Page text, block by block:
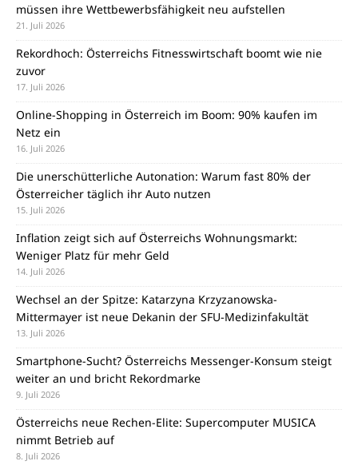
müssen ihre Wettbewerbsfähigkeit neu aufstellen
21. Juli 2026
Rekordhoch: Österreichs Fitnesswirtschaft boomt wie nie
zuvor
17. Juli 2026
Online-Shopping in Österreich im Boom: 90% kaufen im
Netz ein
16. Juli 2026
Die unerschütterliche Autonation: Warum fast 80% der
Österreicher täglich ihr Auto nutzen
15. Juli 2026
Inflation zeigt sich auf Österreichs Wohnungsmarkt:
Weniger Platz für mehr Geld
14. Juli 2026
Wechsel an der Spitze: Katarzyna Krzyzanowska-
Mittermayer ist neue Dekanin der SFU-Medizinfakultät
13. Juli 2026
Smartphone-Sucht? Österreichs Messenger-Konsum steigt
weiter an und bricht Rekordmarke
9. Juli 2026
Österreichs neue Rechen-Elite: Supercomputer MUSICA
nimmt Betrieb auf
8. Juli 2026